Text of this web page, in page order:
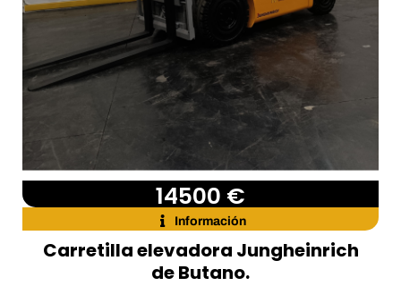
14500 €
Información
Carretilla elevadora Jungheinrich
de Butano.